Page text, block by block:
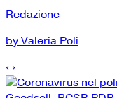
Redazione
by Valeria Poli
‹ ›